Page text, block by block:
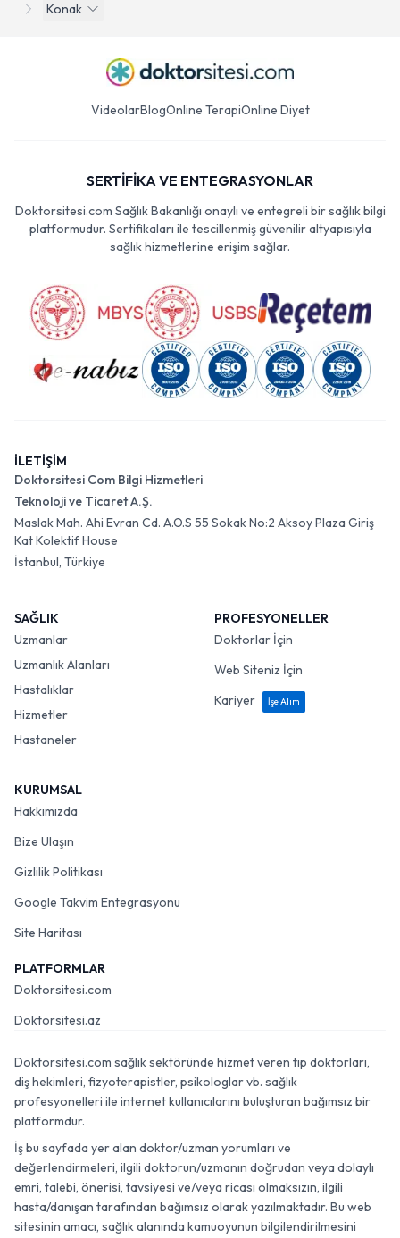
Konak
VideolarBlogOnline TerapiOnline Diyet
SERTİFİKA VE ENTEGRASYONLAR
Doktorsitesi.com Sağlık Bakanlığı onaylı ve entegreli bir sağlık bilgi
platformudur. Sertifikaları ile tescillenmiş güvenilir altyapısıyla
sağlık hizmetlerine erişim sağlar.
İLETİŞİM
Doktorsitesi Com Bilgi Hizmetleri
Teknoloji ve Ticaret A.Ş.
Maslak Mah. Ahi Evran Cd. A.O.S 55 Sokak No:2 Aksoy Plaza Giriş
Kat Kolektif House
İstanbul, Türkiye
SAĞLIK
Uzmanlar
Uzmanlık Alanları
Hastalıklar
Hizmetler
Hastaneler
PROFESYONELLER
Doktorlar İçin
Web Siteniz İçin
Kariyer
İşe Alım
KURUMSAL
Hakkımızda
Bize Ulaşın
Gizlilik Politikası
Google Takvim Entegrasyonu
Site Haritası
PLATFORMLAR
Doktorsitesi.com
Doktorsitesi.az
Doktorsitesi.com sağlık sektöründe hizmet veren tıp doktorları,
diş hekimleri, fizyoterapistler, psikologlar vb. sağlık
profesyonelleri ile internet kullanıcılarını buluşturan bağımsız bir
platformdur.
İş bu sayfada yer alan doktor/uzman yorumları ve
değerlendirmeleri, ilgili doktorun/uzmanın doğrudan veya dolaylı
emri, talebi, önerisi, tavsiyesi ve/veya ricası olmaksızın, ilgili
hasta/danışan tarafından bağımsız olarak yazılmaktadır. Bu web
sitesinin amacı, sağlık alanında kamuoyunun bilgilendirilmesini